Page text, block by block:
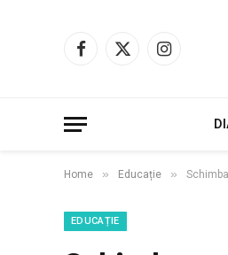
Facebook
X
Instagram
Home » Educație »
EDUCAȚIE